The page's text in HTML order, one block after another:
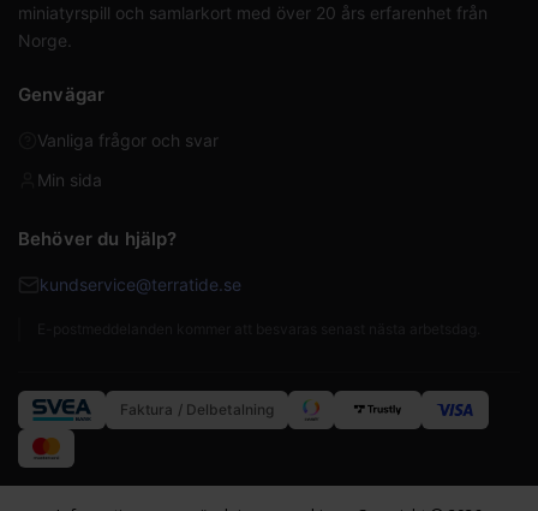
miniatyrspill och samlarkort med över 20 års erfarenhet från
Norge.
Genvägar
Vanliga frågor och svar
Min sida
Behöver du hjälp?
kundservice@terratide.se
Faktura / Delbetalning